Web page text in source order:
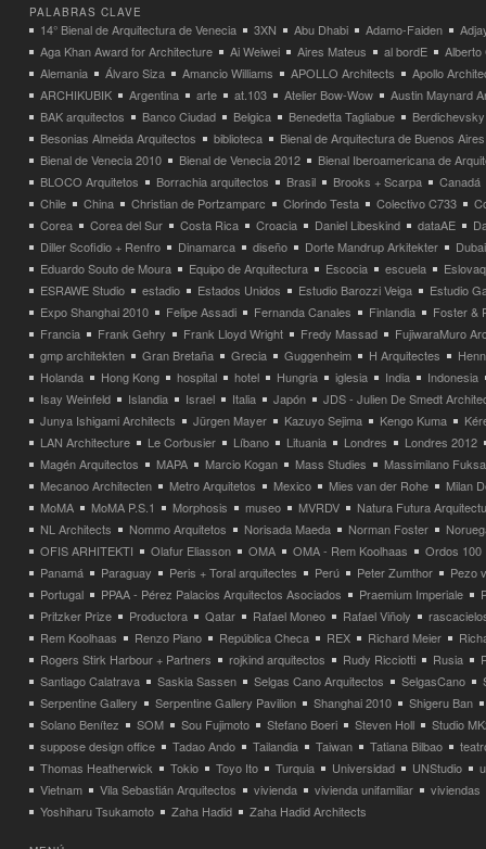
PALABRAS CLAVE
14° Bienal de Arquitectura de Venecia 3XN Abu Dhabi Adamo-Faiden
Aga Khan Award for Architecture
Ai Weiwei Aires Mateus al bordE
Alberto
Alemania
Álvaro Siza Amancio Williams APOLLO Architects
Apollo
ARCHIKUBIK
Argentina arte at.103 Atelier Bow-Wow
Austin Maynard
BAK arquitectos
Banco Ciudad Belgica Benedetta Tagliabue
Besonias Almeida Arquitectos
biblioteca
Bienal de Arquitectura de Buenos Aires
Bienal de Venecia 2010
Bienal de Venecia 2012
Bienal Iberoamericana de
BLOCO Arquitetos
Borrachia arquitectos Brasil Brooks + Scarpa
Canadá
Chile
China Christian de Portzamparc Clorindo Testa Colectivo C733
Corea
Corea del Sur Costa Rica Croacia Daniel Libeskind dataAE
Diller Scofidio + Renfro
Dinamarca diseño Dorte Mandrup Arkitekter
Dubai
Eduardo Souto de Moura
Equipo de Arquitectura Escocia escuela
ESRAWE Studio
estadio Estados Unidos Estudio Barozzi Veiga
Estudio
Expo Shanghai 2010
Felipe Assadi Fernanda Canales Finlandia
Foster &
Francia
Frank Gehry Frank Lloyd Wright Fredy Massad
FujiwaraMuro
gmp architekten
Gran Bretaña Grecia Guggenheim H Arquitectes
Holanda
Hong Kong hospital hotel Hungria iglesia India
Indonesia
Isay Weinfeld
Islandia Israel Italia Japón
JDS - Julien De Smedt
Junya Ishigami Architects
Jürgen Mayer Kazuyo Sejima Kengo Kuma
LAN Architecture
Le Corbusier Líbano Lituania Londres
Londres 2012
Magén Arquitectos
MAPA Marcio Kogan Mass Studies
Massimilano
Mecanoo Architecten
Metro Arquitetos Mexico Mies van der Rohe
Milan
MoMA
MoMA P.S.1 Morphosis museo MVRDV
Natura Futura
NL Architects
Nommo Arquitetos Norisada Maeda Norman Foster
OFIS ARHITEKTI
Olafur Eliasson OMA OMA - Rem Koolhaas
Ordos 100
Panamá
Paraguay Peris + Toral arquitectes Perú Peter Zumthor
Pezo
Portugal
PPAA - Pérez Palacios Arquitectos Asociados Praemium Imperiale
Pritzker Prize
Productora Qatar Rafael Moneo Rafael Viñoly
Rem Koolhaas
Renzo Piano República Checa REX Richard Meier
Rogers Stirk Harbour + Partners
rojkind arquitectos Rudy Ricciotti Rusia
Santiago Calatrava
Saskia Sassen Selgas Cano Arquitectos SelgasCano
Serpentine Gallery
Serpentine Gallery Pavilion Shanghai 2010
Shigeru Ban
Solano Benítez
SOM Sou Fujimoto Stefano Boeri Steven Holl
Studio
suppose design office
Tadao Ando Tailandia Taiwan Tatiana Bilbao
Thomas Heatherwick
Tokio Toyo Ito Turquia Universidad UNStudio
Vietnam
Vila Sebastián Arquitectos vivienda vivienda unifamiliar
viviendas
Yoshiharu Tsukamoto
Zaha Hadid Zaha Hadid Architects